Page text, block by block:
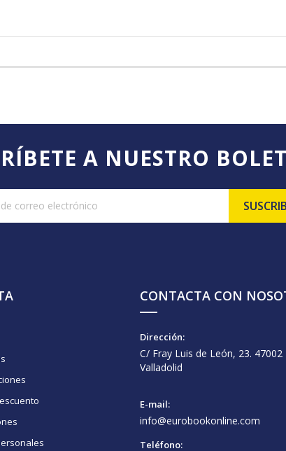
A NUESTRO
CONTACTA CON
Dirección:
C/ Fray Luis de León, 23. 47002
Valladolid
E-mail:
info@eurobookonline.com
Teléfono: